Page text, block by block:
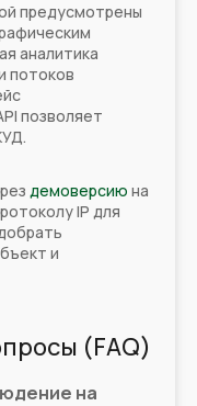
предусмотрены
аналитика
потоков
позволяет
демоверсию на
IP для
и
(FAQ)
на